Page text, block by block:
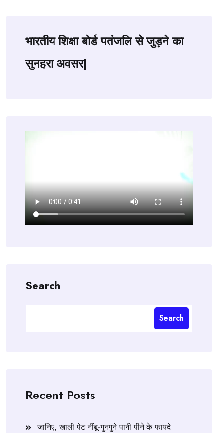
भारतीय शिक्षा बोर्ड पतंजलि से जुड़ने का
सुनहरा अवसर|
Search
Search
Recent Posts
जानिए, खाली पेट नींबू-गुनगुने पानी पीने के फायदे